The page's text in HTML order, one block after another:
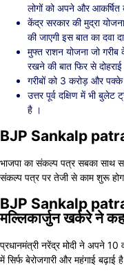
लोगों को अपने और आकर्षित
केंद्र सरकार की मुद्रा
की जाएगी इस बात का दवा
मुफ्त राशन योजना जो
रखने की बात फिर से
गरीबों को 3 करोड़ और पक्के
उत्तर पूर्व दक्षिण में भी
है ।
BJP Sankalp patra
भाजपा का संकल्प पत्र सबका साथ
संकल्प पत्र पर तेजी से काम शुरू
BJP Sankalp
मल्लिकार्जुन खर्करे ने
प्रधानमंत्री नरेंद्र मोदी ने अपने 10
में सिर्फ बेरोजगारी और महंगाई बढ़ाई है